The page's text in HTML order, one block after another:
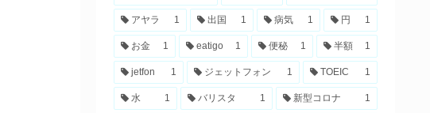
アヤラ 1 出国 1 病気 1 円 1
お金 1 eatigo 1 便秘 1 半額 1
jetfon 1 ジェットフォン 1 TOEIC 1
水 1 バリスタ 1 新型コロナ 1